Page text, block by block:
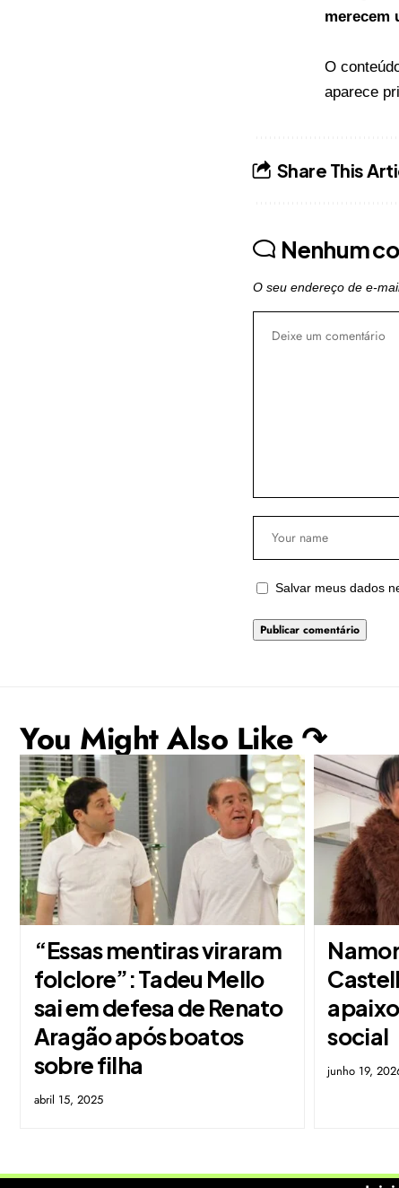
merecem
O
aparece
Share This
Nenhum
O seu endereço de e-
Salvar meus dados
You Might Also Like ↷
“Essas mentiras viraram
folclore”: Tadeu Mello
sai em defesa de Renato
Aragão após boatos
sobre filha
abril 15, 2025
social
junho 19,